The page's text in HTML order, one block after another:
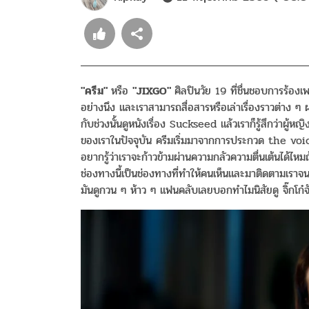
"ครีม" หรือ "JIXGO" ศิลปินวัย 19 ที่ชื่นชอบการร้องเ
อย่างนึง และเราสามารถสื่อสารหรือเล่าเรื่องราวต่า
กับช่วงนั้นดูหนังเรื่อง Suckseed แล้วเราก็รู้สึกว่าผู้ห
ของเราในปัจจุบัน ครีมเริ่มมาจากการประกวด the
อยากรู้ว่าเราจะก้าวข้ามผ่านความกลัวความตื่นเต้นได้ไ
ช่องทางนี้เป็นช่องทางที่ทำให้คนเห็นและมาติดตามเร
มันดูกวน ๆ ห้าว ๆ แฟนคลับเลยบอกทำไมนิสัยดู จิ๊กโ